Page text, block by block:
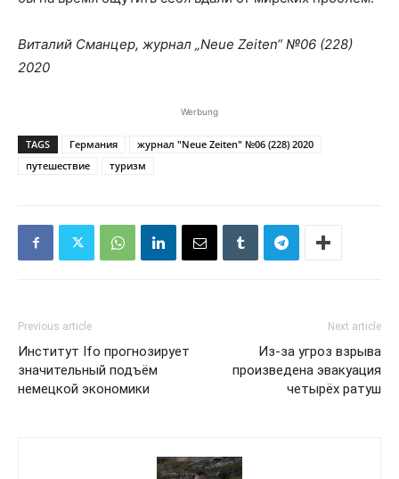
Виталий Сманцер, журнал „Neue Zeiten“ №06 (228)
2020
Werbung
TAGS Германия
журнал "Neue Zeiten" №06 (228) 2020
путешествие
туризм
Previous article
Институт Ifo прогнозирует
значительный подъём
немецкой экономики
Next article
Из-за угроз взрыва
произведена эвакуация
четырёх ратуш